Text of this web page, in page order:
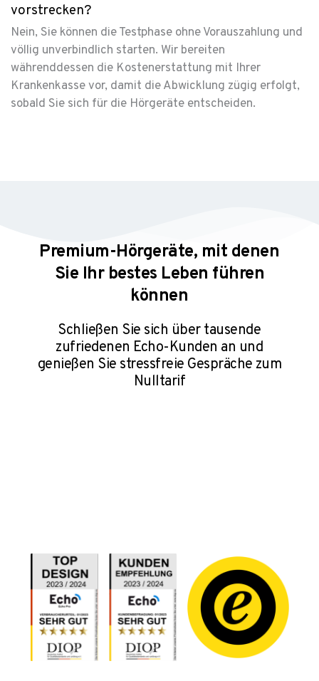
vorstrecken?
Nein, Sie können die Testphase ohne Vorauszahlung und
völlig unverbindlich starten. Wir bereiten
währenddessen die Kostenerstattung mit Ihrer
Krankenkasse vor, damit die Abwicklung zügig erfolgt,
sobald Sie sich für die Hörgeräte entscheiden.
Premium-Hörgeräte, mit denen
Sie Ihr bestes Leben führen
können
Schließen Sie sich über tausende
zufriedenen Echo-Kunden an und
genießen Sie stressfreie Gespräche⁠ zum
Nulltarif